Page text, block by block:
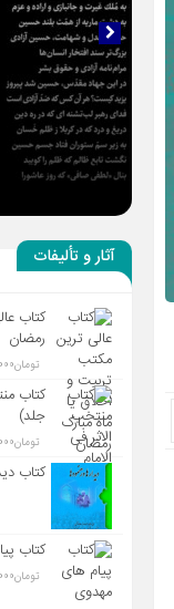
آثار و تألیفات
کتاب
رمضان
تومان
کتاب
جلد)
تومان
کتاب
کتاب
تومان